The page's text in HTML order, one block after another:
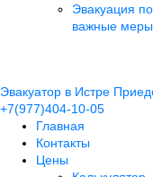
Эвакуация
важные меры
Эвакуатор в Истре
+7(977)404-10-05
Главная
Контакты
Цены